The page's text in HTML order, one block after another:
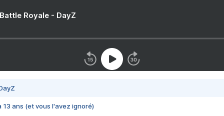
Royale - DayZ
13 ans (et vous l'avez ignoré)